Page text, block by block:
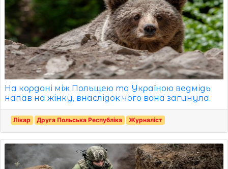
На кордоні між Польщею та Україною ведмідь
напав на жінку, внаслідок чого вона загинула.
Лікар Друга Польська Республіка Журналіст